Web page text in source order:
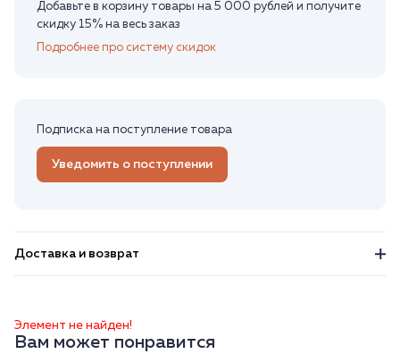
Добавьте в корзину товары на 5 000 рублей и получите
скидку 15% на весь заказ
Подробнее про систему скидок
Подписка на поступление товара
Уведомить о поступлении
Доставка и возврат
Элемент не найден!
Вам может понравится